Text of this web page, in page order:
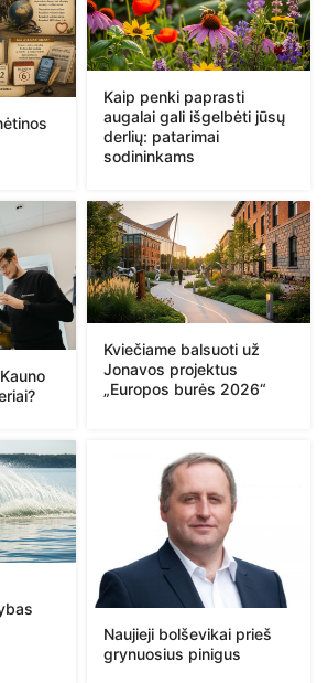
Kaip penki paprasti
augalai gali išgelbėti jūsų
derlių: patarimai
sodininkams
Kviečiame balsuoti už
Jonavos projektus
„Europos burės 2026“
Naujieji bolševikai prieš
grynuosius pinigus